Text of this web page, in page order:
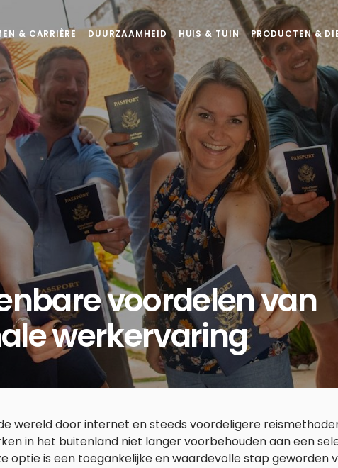
& CARRIÈRE DUURZAAMHEID HUIS & TUIN PRODUCTEN &
voordelen van
werkervaring
wereld door internet en steeds voordeligere
in het buitenland niet langer voorbehouden aan een
optie is een toegankelijke en waardevolle stap geworden